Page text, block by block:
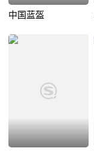
中国蓝盔